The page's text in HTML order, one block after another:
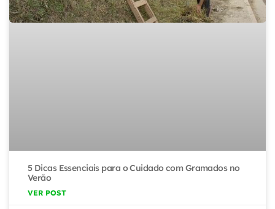
5 Dicas Essenciais para o Cuidado com Gramados no
Verão
VER POST